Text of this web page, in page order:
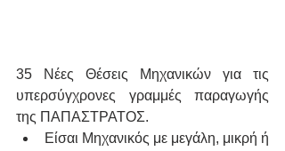
35 Νέες Θέσεις Μηχανικών για τις
υπερσύγχρονες γραμμές παραγωγής
της ΠΑΠΑΣΤΡΑΤΟΣ.
Είσαι Μηχανικός με μεγάλη, μικρή ή